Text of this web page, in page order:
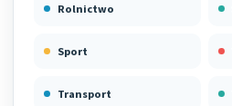
Rolnictwo
Sport
Transport